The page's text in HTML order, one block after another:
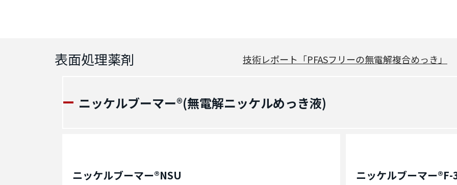
表面処理薬剤 技術レポート「PFASフリーの無電解複合めっき」
ニッケルブーマー®(無電解ニッケルめっき液)
ニッケルブーマー®NSU ニッケルブーマー